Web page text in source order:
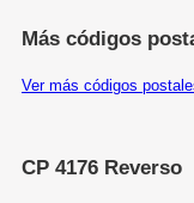
Más códigos
Ver más códigos
CP 4176 Reverso